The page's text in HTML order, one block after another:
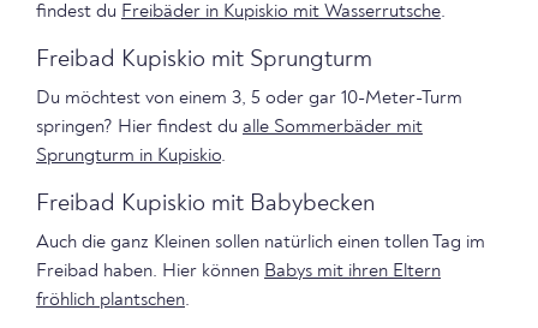
findest du Freibäder in Kupiskio mit Wasserrutsche.
Freibad Kupiskio mit Sprungturm
Du möchtest von einem 3, 5 oder gar 10-Meter-Turm
springen? Hier findest du alle Sommerbäder mit
Sprungturm in Kupiskio.
Freibad Kupiskio mit Babybecken
Auch die ganz Kleinen sollen natürlich einen tollen Tag im
Freibad haben. Hier können Babys mit ihren Eltern
fröhlich plantschen.